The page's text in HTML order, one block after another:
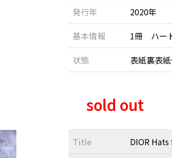
発行年
2020年
基本情報
1冊 ハー
状態
表紙裏表
sold out
Title
DIOR